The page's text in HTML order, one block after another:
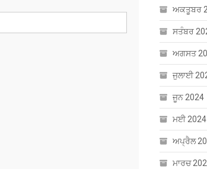
ਅਕਤੂਬਰ
ਸਤੰਬਰ
ਅਗਸਤ
ਜੁਲਾਈ
ਜੂਨ 2024
ਮਈ 2024
ਅਪ੍ਰੈਲ
ਮਾਰਚ